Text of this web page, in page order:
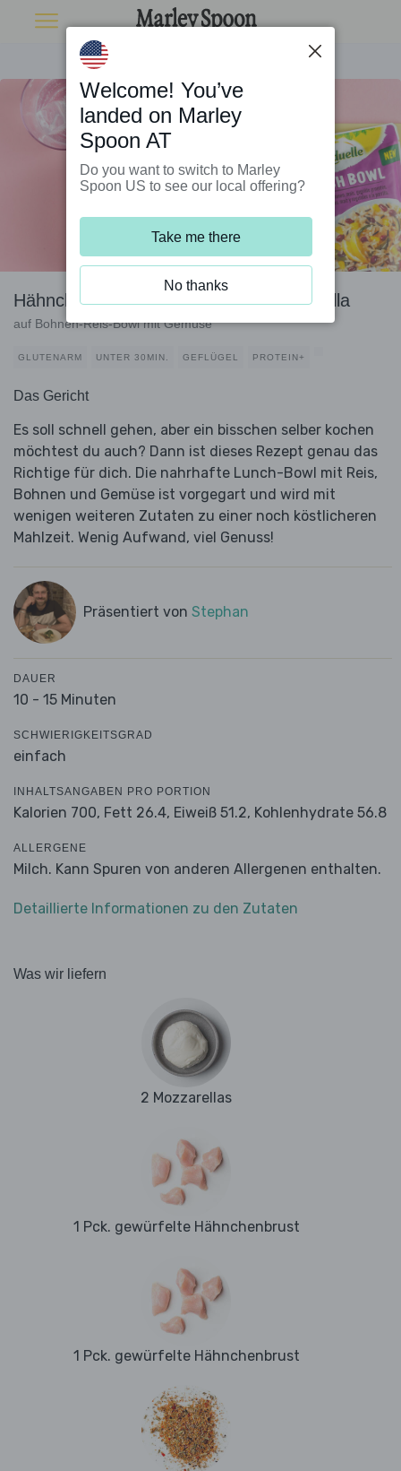
Hähnchen mit geschmolzenem Mozzarella
auf Bohnen-Reis-Bowl mit Gemüse
GLUTENARM UNTER 30MIN. GEFLÜGEL PROTEIN+
Das Gericht
Es soll schnell gehen, aber ein bisschen selber kochen
möchtest du auch? Dann ist dieses Rezept genau das
Richtige für dich. Die nahrhafte Lunch-Bowl mit Reis,
Bohnen und Gemüse ist vorgegart und wird mit
wenigen weiteren Zutaten zu einer noch köstlicheren
Mahlzeit. Wenig Aufwand, viel Genuss!
Präsentiert von Stephan
DAUER
10 - 15 Minuten
SCHWIERIGKEITSGRAD
einfach
INHALTSANGABEN PRO PORTION
Kalorien 700, Fett 26.4, Eiweiß 51.2, Kohlenhydrate 56.8
ALLERGENE
Milch. Kann Spuren von anderen Allergenen enthalten.
Detaillierte Informationen zu den Zutaten
Was wir liefern
2 Mozzarellas
1 Pck. gewürfelte Hähnchenbrust
1 Pck. gewürfelte Hähnchenbrust
Welcome! You’ve
landed on Marley
Spoon AT
Do you want to switch to Marley
Spoon US to see our local offering?
Take me there
No thanks